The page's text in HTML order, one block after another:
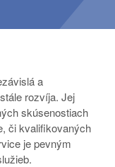
a
rozvíja. Jej
skúsenostiach
či kvalifikovaných
je pevným